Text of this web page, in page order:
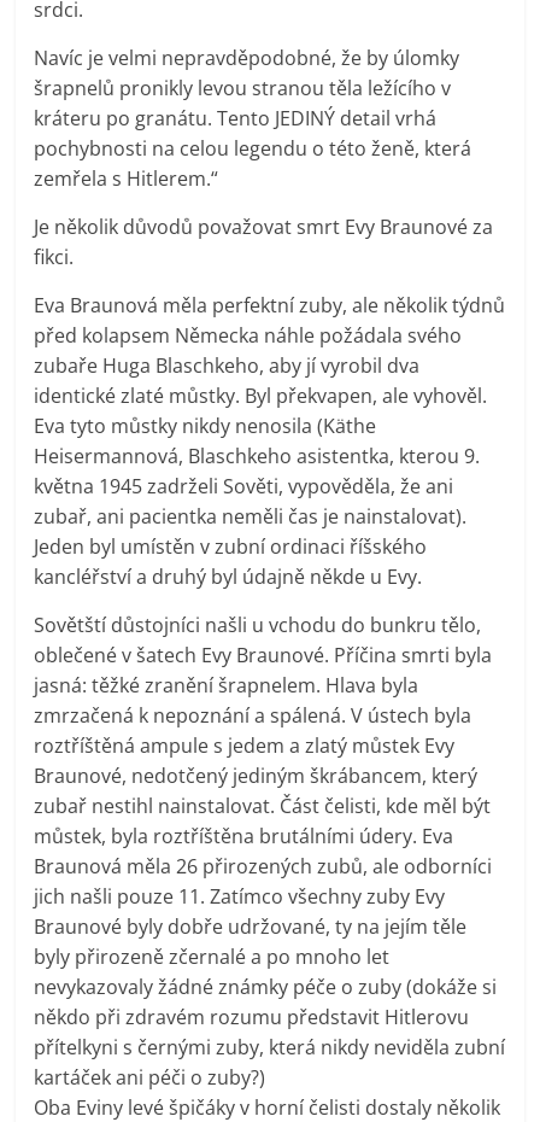
srdci.
Navíc je velmi nepravděpodobné, že by úlomky
šrapnelů pronikly levou stranou těla ležícího v
kráteru po granátu. Tento JEDINÝ detail vrhá
pochybnosti na celou legendu o této ženě, která
zemřela s Hitlerem.“
Je několik důvodů považovat smrt Evy Braunové za
fikci.
Eva Braunová měla perfektní zuby, ale několik týdnů
před kolapsem Německa náhle požádala svého
zubaře Huga Blaschkeho, aby jí vyrobil dva
identické zlaté můstky. Byl překvapen, ale vyhověl.
Eva tyto můstky nikdy nenosila (Käthe
Heisermannová, Blaschkeho asistentka, kterou 9.
května 1945 zadrželi Sověti, vypověděla, že ani
zubař, ani pacientka neměli čas je nainstalovat).
Jeden byl umístěn v zubní ordinaci říšského
kancléřství a druhý byl údajně někde u Evy.
Sovětští důstojníci našli u vchodu do bunkru tělo,
oblečené v šatech Evy Braunové. Příčina smrti byla
jasná: těžké zranění šrapnelem. Hlava byla
zmrzačená k nepoznání a spálená. V ústech byla
roztříštěná ampule s jedem a zlatý můstek Evy
Braunové, nedotčený jediným škrábancem, který
zubař nestihl nainstalovat. Část čelisti, kde měl být
můstek, byla roztříštěna brutálními údery. Eva
Braunová měla 26 přirozených zubů, ale odborníci
jich našli pouze 11. Zatímco všechny zuby Evy
Braunové byly dobře udržované, ty na jejím těle
byly přirozeně zčernalé a po mnoho let
nevykazovaly žádné známky péče o zuby (dokáže si
někdo při zdravém rozumu představit Hitlerovu
přítelkyni s černými zuby, která nikdy neviděla zubní
kartáček ani péči o zuby?)
Oba Eviny levé špičáky v horní čelisti dostaly několik